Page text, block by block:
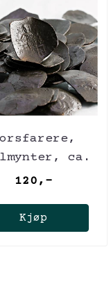
ca.
1200-1261
120,-
Kjøp